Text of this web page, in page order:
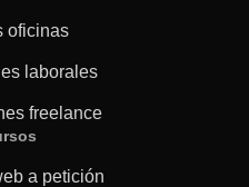
oficinas
laborales
freelance
a petición